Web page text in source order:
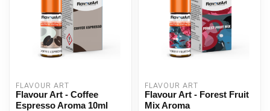
FLAVOUR ART
Flavour Art - Coffee
Espresso Aroma 10ml
FLAVOUR ART
Flavour Art - Forest Fruit
Mix Aroma